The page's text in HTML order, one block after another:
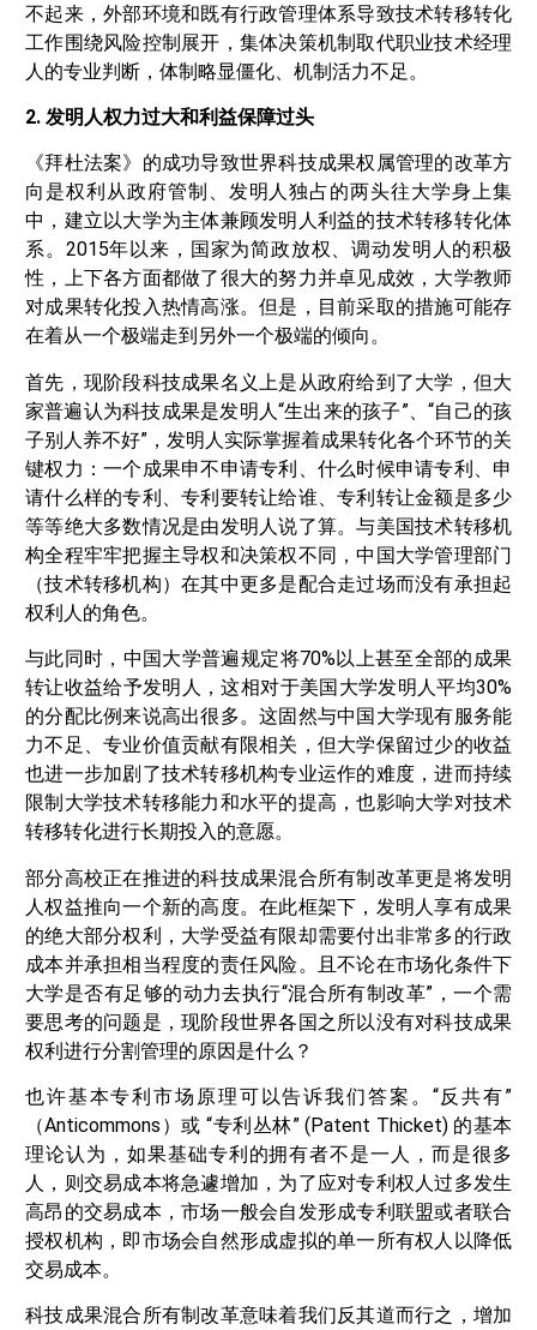
不起来，外部环境和既有行政管理体系导致技术转移转化
工作围绕风险控制展开，集体决策机制取代职业技术经理
人的专业判断，体制略显僵化、机制活力不足。
2. 发明人权力过大和利益保障过头
《拜杜法案》的成功导致世界科技成果权属管理的改革方
向是权利从政府管制、发明人独占的两头往大学身上集
中，建立以大学为主体兼顾发明人利益的技术转移转化体
系。2015年以来，国家为简政放权、调动发明人的积极
性，上下各方面都做了很大的努力并卓见成效，大学教师
对成果转化投入热情高涨。但是，目前采取的措施可能存
在着从一个极端走到另外一个极端的倾向。
首先，现阶段科技成果名义上是从政府给到了大学，但大
家普遍认为科技成果是发明人“生出来的孩子”、“自己的孩
子别人养不好”，发明人实际掌握着成果转化各个环节的关
键权力：一个成果申不申请专利、什么时候申请专利、申
请什么样的专利、专利要转让给谁、专利转让金额是多少
等等绝大多数情况是由发明人说了算。与美国技术转移机
构全程牢牢把握主导权和决策权不同，中国大学管理部门
（技术转移机构）在其中更多是配合走过场而没有承担起
权利人的角色。
与此同时，中国大学普遍规定将70%以上甚至全部的成果
转让收益给予发明人，这相对于美国大学发明人平均30%
的分配比例来说高出很多。这固然与中国大学现有服务能
力不足、专业价值贡献有限相关，但大学保留过少的收益
也进一步加剧了技术转移机构专业运作的难度，进而持续
限制大学技术转移能力和水平的提高，也影响大学对技术
转移转化进行长期投入的意愿。
部分高校正在推进的科技成果混合所有制改革更是将发明
人权益推向一个新的高度。在此框架下，发明人享有成果
的绝大部分权利，大学受益有限却需要付出非常多的行政
成本并承担相当程度的责任风险。且不论在市场化条件下
大学是否有足够的动力去执行“混合所有制改革”，一个需
要思考的问题是，现阶段世界各国之所以没有对科技成果
权利进行分割管理的原因是什么？
也许基本专利市场原理可以告诉我们答案。“反共有”
（Anticommons）或 “专利丛林” (Patent Thicket) 的基本
理论认为，如果基础专利的拥有者不是一人，而是很多
人，则交易成本将急遽增加，为了应对专利权人过多发生
高昂的交易成本，市场一般会自发形成专利联盟或者联合
授权机构，即市场会自然形成虚拟的单一所有权人以降低
交易成本。
科技成果混合所有制改革意味着我们反其道而行之，增加